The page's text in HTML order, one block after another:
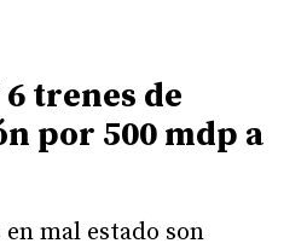
trenes de
por 500 mdp a
mal estado son